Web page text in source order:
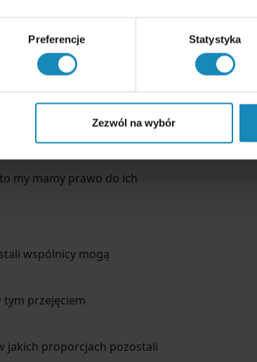
Preferencje Statystyka
Zezwól na wybór
sprzedać swoje udziały –
innemu wspólnikowi.
my mamy prawo do ich
wspólnicy mogą
tym przejęciem
jakich proporcjach pozostali